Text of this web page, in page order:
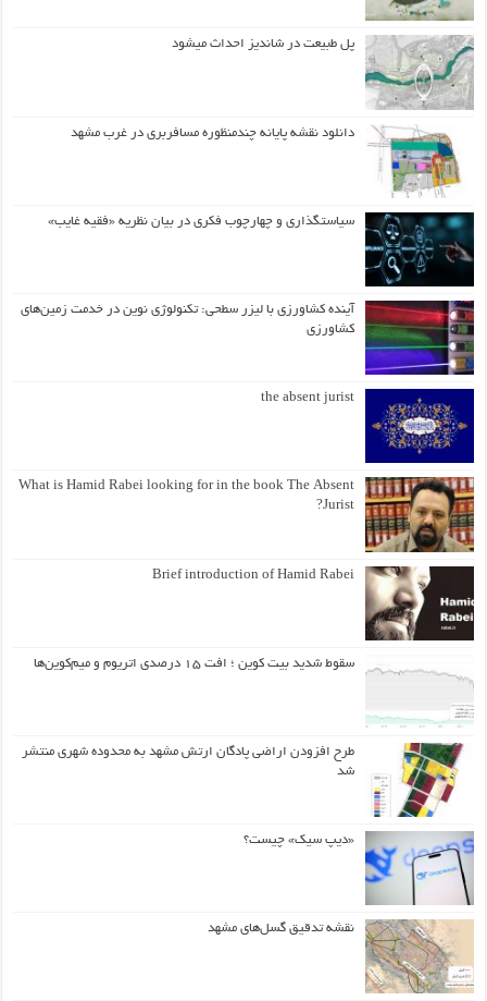
پل طبیعت در شاندیز احداث میشود
دانلود نقشه پایانه چندمنظوره مسافربری در غرب مشهد
سیاستگذاری و چهارچوب فکری در بیان نظریه «فقیه غایب»
آینده کشاورزی با لیزر سطحی: تکنولوژی نوین در خدمت زمین‌های
کشاورزی
the absent jurist
What is Hamid Rabei looking for in the book The Absent
Jurist?
Brief introduction of Hamid Rabei
سقوط شدید بیت کوین ؛ افت ۱۵ درصدی اتریوم و میم‌کوین‌ها
طرح افزودن اراضی پادگان ارتش مشهد به محدوده شهری منتشر
شد
«دیپ سیک» چیست؟
نقشه تدقیق گسل‌های مشهد